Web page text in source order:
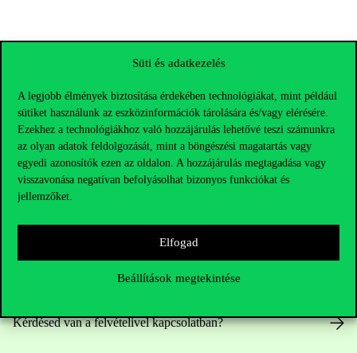
Süti és adatkezelés
A legjobb élmények biztosítása érdekében technológiákat, mint például
sütiket használunk az eszközinformációk tárolására és/vagy elérésére.
Ezekhez a technológiákhoz való hozzájárulás lehetővé teszi számunkra
az olyan adatok feldolgozását, mint a böngészési magatartás vagy
egyedi azonosítók ezen az oldalon. A hozzájárulás megtagadása vagy
visszavonása negatívan befolyásolhat bizonyos funkciókat és
jellemzőket.
Elfogad
Beállítások megtekintése
+36 1 482 5000
Kérdésed van a felvételivel kapcsolatban?